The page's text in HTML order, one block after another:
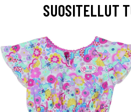
SUOSITELLUT